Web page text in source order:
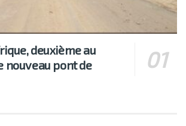
deuxième au
nouveau pont de